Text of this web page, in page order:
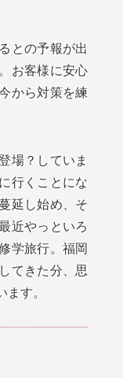
との予報が出
お客様に安心
から対策を練
場？していま
行くことにな
延し始め、そ
近やっといろ
学旅行。福岡
てきた分、思
す。